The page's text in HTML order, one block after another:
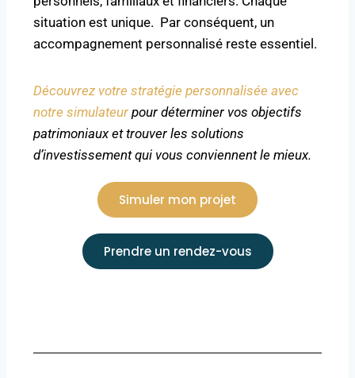
situation est unique. Par conséquent, un
accompagnement personnalisé reste essentiel.
Découvrez votre stratégie personnalisée avec
notre simulateur pour déterminer vos objectifs
patrimoniaux et trouver les solutions
d’investissement qui vous conviennent le mieux.
Simuler mon projet
Prendre un rendez-vous